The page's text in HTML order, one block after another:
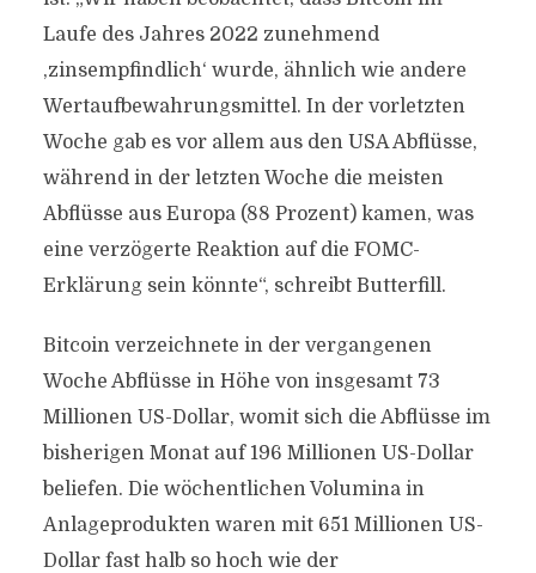
Laufe des Jahres 2022 zunehmend
,zinsempfindlich‘ wurde, ähnlich wie andere
Wertaufbewahrungsmittel. In der vorletzten
Woche gab es vor allem aus den USA Abflüsse,
während in der letzten Woche die meisten
Abflüsse aus Europa (88 Prozent) kamen, was
eine verzögerte Reaktion auf die FOMC-
Erklärung sein könnte“, schreibt Butterfill.
Bitcoin verzeichnete in der vergangenen
Woche Abflüsse in Höhe von insgesamt 73
Millionen US-Dollar, womit sich die Abflüsse im
bisherigen Monat auf 196 Millionen US-Dollar
beliefen. Die wöchentlichen Volumina in
Anlageprodukten waren mit 651 Millionen US-
Dollar fast halb so hoch wie der